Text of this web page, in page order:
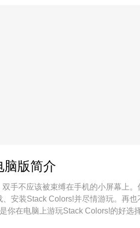
脑版简介
手不应该被束缚在手机的小屏幕上
安装Stack Colors!并尽情游玩。再
你在电脑上游玩Stack Colors!的好选
；